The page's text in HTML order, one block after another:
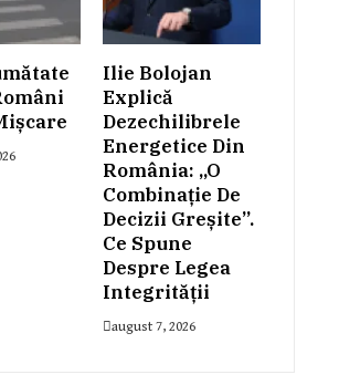
Ilie Bolojan
Explică
Dezechilibrele
Energetice Din
România: „O
Combinație De
Decizii Greșite”.
Ce Spune
Despre Legea
Integrității
august 7, 2026